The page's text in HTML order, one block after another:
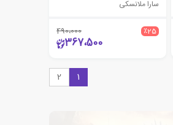
سارا ملانسکی
٪25 490،000
367،500
1
2